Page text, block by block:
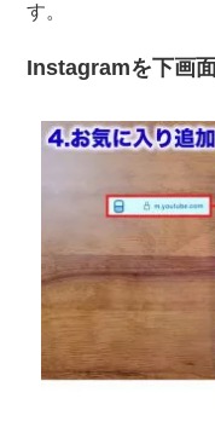
す。
Instagramを下画